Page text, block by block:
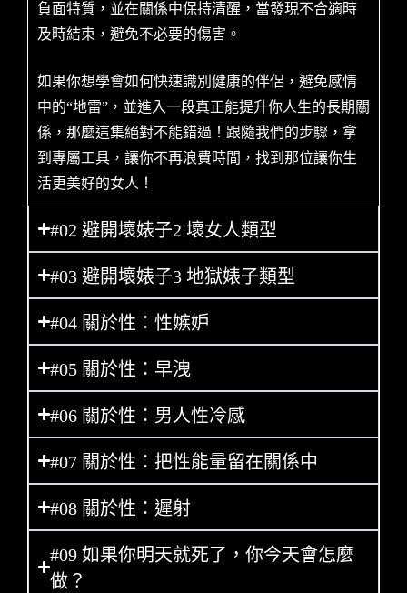
負面特質，並在關係中保持清醒，當發現不合適時
及時結束，避免不必要的傷害。
如果你想學會如何快速識別健康的伴侶，避免感情
中的“地雷”，並進入一段真正能提升你人生的長期關
係，那麼這集絕對不能錯過！跟隨我們的步驟，拿
到專屬工具，讓你不再浪費時間，找到那位讓你生
活更美好的女人！
#02 避開壞婊子2 壞女人類型
#03 避開壞婊子3 地獄婊子類型
#04 關於性：性嫉妒
#05 關於性：早洩
#06 關於性：男人性冷感
#07 關於性：把性能量留在關係中
#08 關於性：遲射
#09 如果你明天就死了，你今天會怎麼
做？